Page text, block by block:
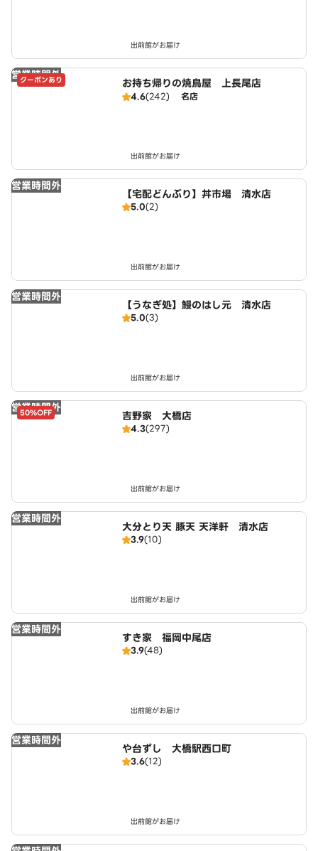
出前館がお届け
営業時間外
クーポンあり お持ち帰りの焼鳥屋 上長尾店
4.6(242) 名店
出前館がお届け
営業時間外
【宅配どんぶり】丼市場 清水店
5.0(2)
出前館がお届け
営業時間外
【うなぎ処】鰻のはし元 清水店
5.0(3)
出前館がお届け
営業時間外
50%OFF 吉野家 大橋店
4.3(297)
出前館がお届け
営業時間外
大分とり天 豚天 天洋軒 清水店
3.9(10)
出前館がお届け
営業時間外
すき家 福岡中尾店
3.9(48)
出前館がお届け
営業時間外
や台ずし 大橋駅西口町
3.6(12)
出前館がお届け